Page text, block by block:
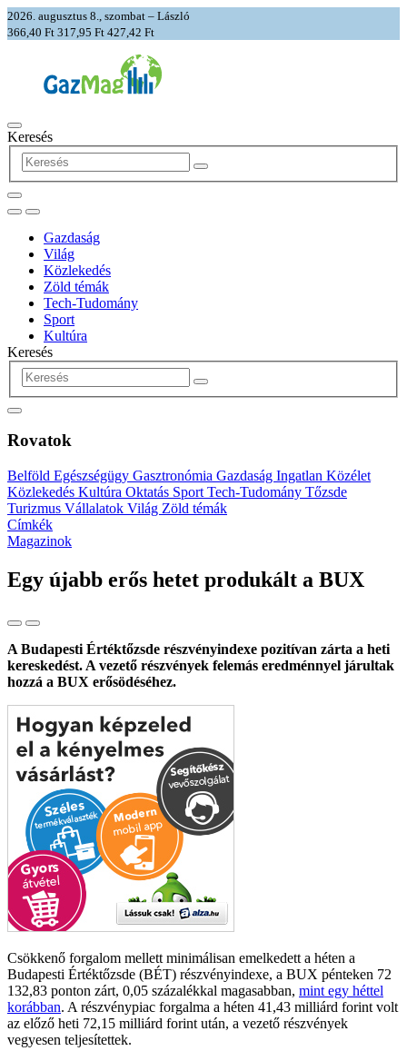
2026. augusztus 8., szombat – László
366,40 Ft 317,95 Ft 427,42 Ft
Keresés
Gazdaság
Világ
Közlekedés
Zöld témák
Tech-Tudomány
Sport
Kultúra
Keresés
Rovatok
Belföld Egészségügy Gasztronómia Gazdaság Ingatlan Közélet
Közlekedés Kultúra Oktatás Sport Tech-Tudomány Tőzsde
Turizmus Vállalatok Világ Zöld témák
Címkék
Magazinok
Egy újabb erős hetet produkált a BUX
A Budapesti Értéktőzsde részvényindexe pozitívan zárta a heti
kereskedést. A vezető részvények felemás eredménnyel járultak
hozzá a BUX erősödéséhez.
Csökkenő forgalom mellett minimálisan emelkedett a héten a
Budapesti Értéktőzsde (BÉT) részvényindexe, a BUX pénteken 72
132,83 ponton zárt, 0,05 százalékkal magasabban, mint egy héttel
korábban. A részvénypiac forgalma a héten 41,43 milliárd forint volt
az előző heti 72,15 milliárd forint után, a vezető részvények
vegyesen teljesítettek.